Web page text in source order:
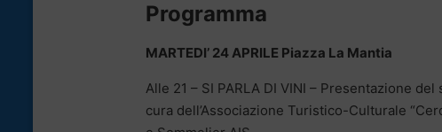
Programma
MARTEDI’ 24 APRILE Piazza La Mantia
Alle 21 – SI PARLA DI VINI – Presentazione
cura dell’Associazione Turistico-Culturale